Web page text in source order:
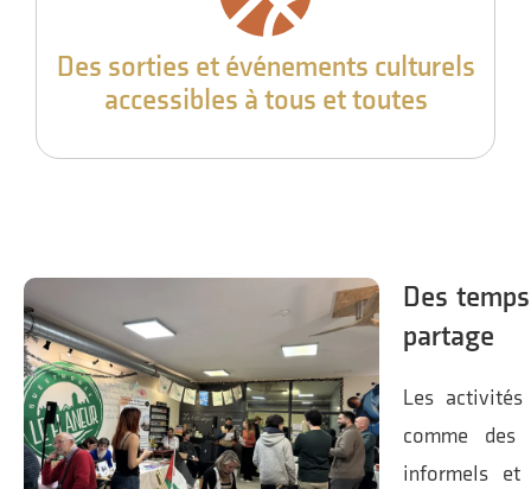
Des sorties et événements culturels
accessibles à tous et toutes
Des
partage
Les
comme des
informels et